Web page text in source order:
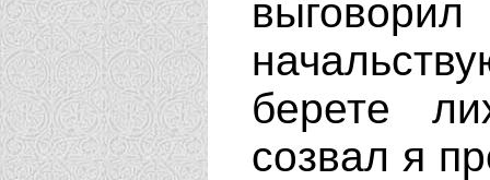
берете
созвал я